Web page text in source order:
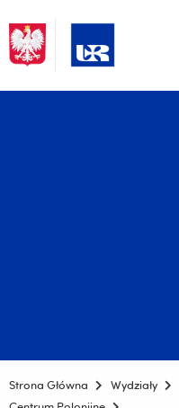
Strona Główna Wydziały